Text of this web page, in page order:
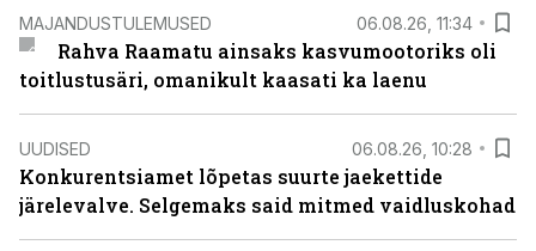
MAJANDUSTULEMUSED 06.08.26, 11:34
Rahva Raamatu ainsaks kasvumootoriks oli
toitlustusäri, omanikult kaasati ka laenu
UUDISED 06.08.26, 10:28
Konkurentsiamet lõpetas suurte jaekettide
järelevalve. Selgemaks said mitmed vaidluskohad